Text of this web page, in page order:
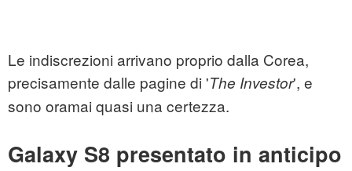
Le indiscrezioni arrivano proprio dalla Corea,
precisamente dalle pagine di 'The Investor', e
sono oramai quasi una certezza.
Galaxy S8 presentato in anticipo